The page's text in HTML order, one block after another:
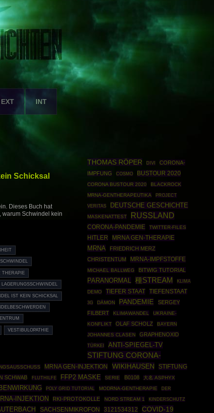
EXT INT
Schicksal
Dieses Buch hat
warum Schwindel kein
THERAPIE
LAGERUNGSSCHWINDEL
IST KEIN SCHICKSAL
VESTIBULOPATHIE
THOMAS RÖPER DIVI
CORONA-
IMPFUNG
COSMO BUSTOUR 2020
CORONA BUSTOUR 2020
BLACKROCK
MRNA-GENTHERAPEUTIKA
PROJECT
VERITAS DEUTSCHE GESCHICHTE
MASKENATTEST RUSSLAND
CORONA-PANDEMIE TWITTER-FILES
HITLER MRNA GEN-THERAPIE
MRNA
FRIEDRICH MERZ
CHRISTENTUM
MRNA-IMPFSTOFFE
MICHAEL BALLWEG BITWIG TUTORIAL
PARANORMAL 種STREAM KLIMA
DEMO TIEFER STAAT TIEFENSTAAT
3G DÄMON PANDEMIE
SERGEY
FILBERT
KLIMAWANDEL
UKRAINE-
KONFLIKT
OLAF SCHOLZ
BAYERN
JOHANNES CLASEN
GRAPHENOXID
TÜRKEI ANTI-SPIEGEL-TV
STIFTUNG CORONA-
MRNA GEN-INJEKTION WIKIHAUSEN
STIFTUNG
SCHWAB FLUTHILFE FFP2 MASKE SERIE B0108 大名 ASPHYX
POLY GRID TUTORIAL MODRNA-GENTHERAPIE DER
INJEKTION RKI-PROTOKOLLE NORD STREAM 1 KINDERSCHUTZ
SACHSENMIKROFON 3121534312 COVID-19